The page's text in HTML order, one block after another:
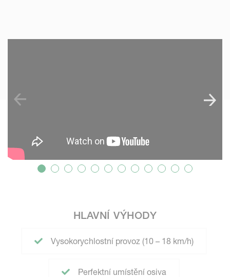
HLAVNÍ VÝHODY
Vysokorychlostní provoz (10 – 18 km/h)
Perfektní umístění osiva